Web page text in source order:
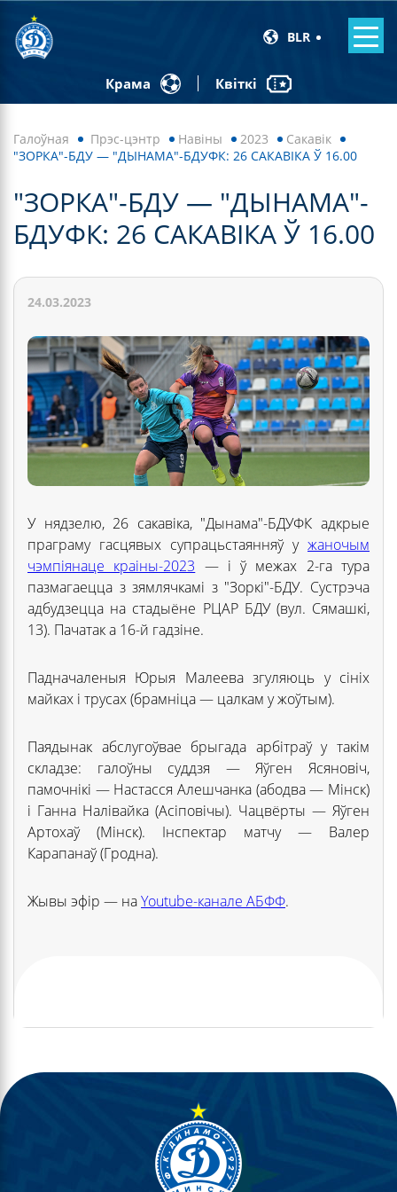
BLR
Крама Квіткі
Галоўная Прэс-цэнтр Навiны 2023
Сакавік
"ЗОРКА"-БДУ — "ДЫНАМА"-БДУФК: 26 САКАВІКА Ў 16.00
"ЗОРКА"-БДУ — "ДЫНАМА"-
БДУФК: 26 САКАВІКА Ў 16.00
24.03.2023
У нядзелю, 26 сакавіка, "Дынама"-БДУФК адкрые
праграму гасцявых супрацьстаянняў у жаночым
чэмпіянаце краіны-2023 — і ў межах 2-га тура
пазмагаецца з зямлячкамі з "Зоркі"-БДУ. Сустрэча
адбудзецца на стадыёне РЦАР БДУ (вул. Сямашкі,
13). Пачатак а 16-й гадзіне.
Падначаленыя Юрыя Малеева згуляюць у сініх
майках і трусах (брамніца — цалкам у жоўтым).
Паядынак абслугоўвае брыгада арбітраў у такім
складзе: галоўны суддзя — Яўген Ясяновіч,
памочнікі — Настасся Алешчанка (абодва — Мінск)
і Ганна Налівайка (Асіповічы). Чацвёрты — Яўген
Артохаў (Мінск). Інспектар матчу — Валер
Карапанаў (Гродна).
Жывы эфір — наYoutube-канале АБФФ.